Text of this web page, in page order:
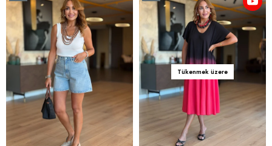
Ürün
Tükenmek üzere
Ürün